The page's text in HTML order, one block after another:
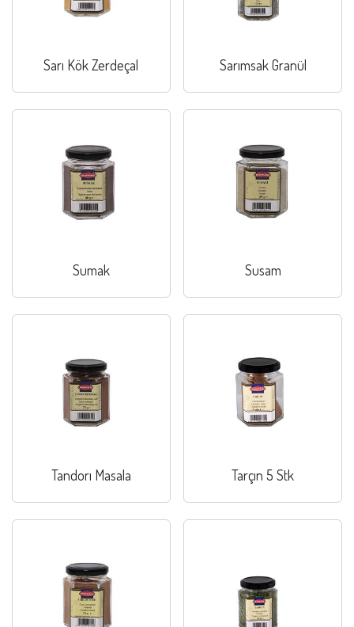
Sarı Kök Zerdeçal Sarımsak Granül
Sumak Susam
Tandorı Masala Tarçın 5 Stk